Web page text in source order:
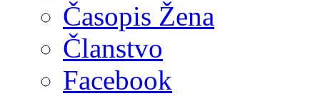
Časopis Žena
Članstvo
Facebook